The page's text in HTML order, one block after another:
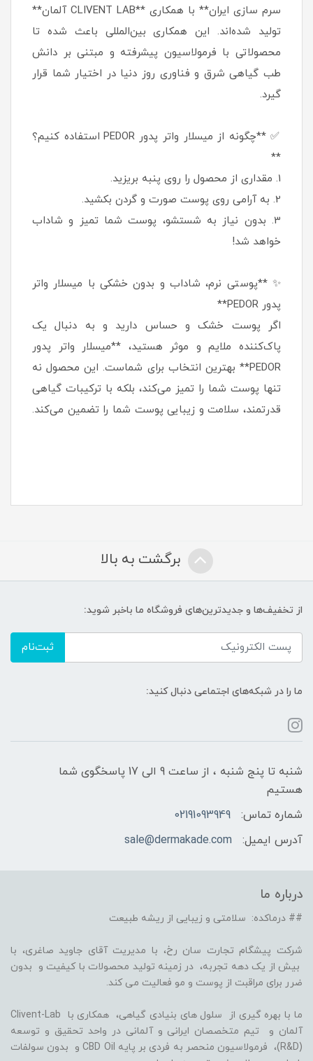
سرم سازی ایران** با همکاری **CLIVENT LAB آلمان**
تولید شده‌اند. این همکاری بین‌المللی باعث شده تا
محصولاتی با فرمولاسیون پیشرفته و مبتنی بر دانش
طب گیاهی شرق و فناوری روز دنیا در اختیار شما قرار
گیرد.
✅ **چگونه از میسلار واتر پدور PEDOR استفاده کنیم؟
**
1. مقداری از محصول را روی پنبه بریزید.
2. به آرامی روی پوست صورت و گردن بکشید.
3. بدون نیاز به شستشو، پوست شما تمیز و شاداب
خواهد شد!
✨ **پوستی نرم، شاداب و بدون خشکی با میسلار واتر
پدور PEDOR**
اگر پوست خشک و حساس دارید و به دنبال یک
پاک‌کننده ملایم و موثر هستید، **میسلار واتر پدور
PEDOR** بهترین انتخاب برای شماست. این محصول نه
تنها پوست شما را تمیز می‌کند، بلکه با ترکیبات گیاهی
قدرتمند، سلامت و زیبایی پوست شما را تضمین می‌کند.
برگشت به بالا
از تخفیف‌ها و جدیدترین‌های فروشگاه ما باخبر شوید:
ثبت‌نام
ما را در شبکه‌های اجتماعی دنبال کنید:
شنبه تا پنج شنبه ، از ساعت 9 الی 17 پاسخگوی شما
هستیم
شماره تماس:
02191093949
آدرس ایمیل:
sale@dermakade.com
درباره ما
## درماکده: سلامتی و زیبایی از ریشه طبیعت
شرکت پیشگام تجارت سان رخ، با مدیریت آقای جاوید صاغری، با
بیش از یک دهه تجربه، در زمینه تولید محصولات با کیفیت و بدون
ضرر برای مراقبت از پوست و مو فعالیت می کند.
ما با بهره گیری از سلول های بنیادی گیاهی، همکاری با Clivent-Lab
آلمان و تیم متخصصان ایرانی و آلمانی در واحد تحقیق و توسعه
(R&D)، فرمولاسیون منحصر به فردی بر پایه CBD Oil و بدون سولفات